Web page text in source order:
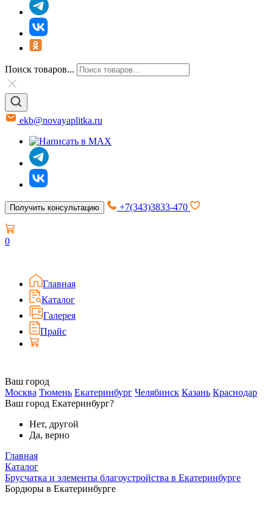
Поиск товаров...
ekb@novayaplitka.ru
Получить консультацию +7(343)3833-470
0
Главная
Каталог
Галерея
Прайс
Ваш город
Москва Тюмень Екатеринбург Челябинск Казань Краснодар
Ваш город Екатеринбург?
Нет, другой
Да, верно
Главная
Каталог
Брусчатка и элементы благоустройства в Екатеринбурге
Бордюры в Екатеринбурге